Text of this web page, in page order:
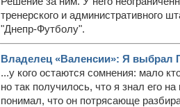
тренерского и административного
"Днепр-Футболу".
Владелец «Валенсии»: Я выбрал
...у кого остаются сомнения: мало
но так получилось, что я знал его
понимал, что он потрясающе